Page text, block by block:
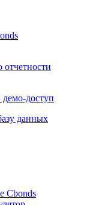
демо-доступ
данных
Cbonds